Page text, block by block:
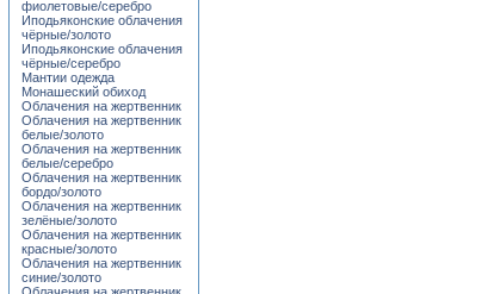
фиолетовые/серебро
Иподьяконские облачения
чёрные/золото
Иподьяконские облачения
чёрные/серебро
Мантии одежда
Монашеский обиход
Облачения на жертвенник
Облачения на жертвенник
белые/золото
Облачения на жертвенник
белые/серебро
Облачения на жертвенник
бордо/золото
Облачения на жертвенник
зелёные/золото
Облачения на жертвенник
красные/золото
Облачения на жертвенник
синие/золото